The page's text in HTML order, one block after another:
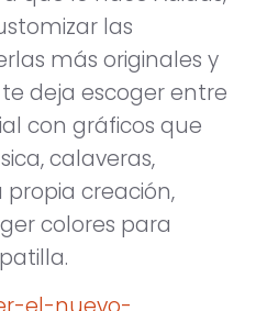
las
más originales y
deja escoger entre
con gráficos que
calaveras,
creación,
colores para